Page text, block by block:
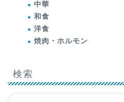
中華
和食
洋食
焼肉・ホルモン
検索